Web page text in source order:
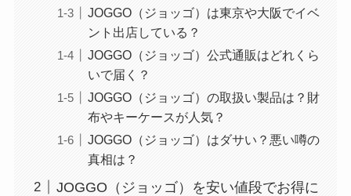
JOGGO（ジョッゴ）は東京や大阪でイベ
ント出店している？
JOGGO（ジョッゴ）公式通販はどれくら
いで届く？
JOGGO（ジョッゴ）の取扱い製品は？財
布やキーケースが人気？
JOGGO（ジョッゴ）はダサい？悪い噂の
真相は？
JOGGO（ジョッゴ）を安い値段でお得に